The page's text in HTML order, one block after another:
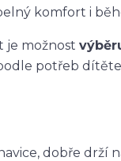
komfort i
je možnost
potřeb
dobře drží